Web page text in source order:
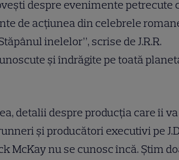
despre evenimente petrecute
de acțiunea din celebrele
inelelor”, scrise de J.R.R.
și îndrăgite pe toată
detalii despre producția care îi va
și producători executivi pe
McKay nu se cunosc încă. Știm